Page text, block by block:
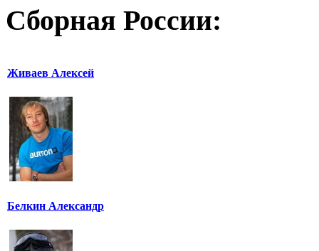
Сборная России:
Живаев Алексей
Белкин Александр